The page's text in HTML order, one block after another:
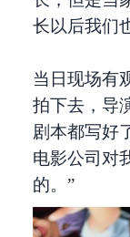
长以后我们
当日现场有
拍下去，导
剧本都写好
电影公司对
的。”